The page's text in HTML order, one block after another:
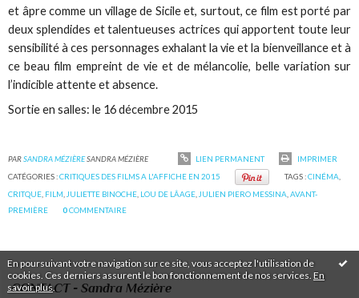
En poursuivant votre navigation sur ce site, vous acceptez l'utilisation de
cookies. Ces derniers assurent le bon fonctionnement de nos services. En
savoir plus.
et âpre comme un village de Sicile et, surtout, ce film est porté par
deux splendides et talentueuses actrices qui apportent toute leur
sensibilité à ces personnages exhalant la vie et la bienveillance et à
ce beau film empreint de vie et de mélancolie, belle variation sur
l’indicible attente et absence.
Sortie en salles: le 16 décembre 2015
PARSANDRA MÉZIÈRESANDRA MÉZIÈRE LIEN PERMANENT
IMPRIMER
CATÉGORIES :CRITIQUES DES FILMS A L'AFFICHE EN 2015 TAGS :CINÉMA
CRITQUE FILM JULIETTE BINOCHE LOU DE LÂAGE JULIEN PIERO MESSINA ,AVANT-
PREMIÈRE
0COMMENTAIRE
CONTACT - Sandra Mézière